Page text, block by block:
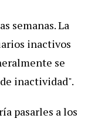
semanas. La
inactivos
se
inactividad".
pasarles a los